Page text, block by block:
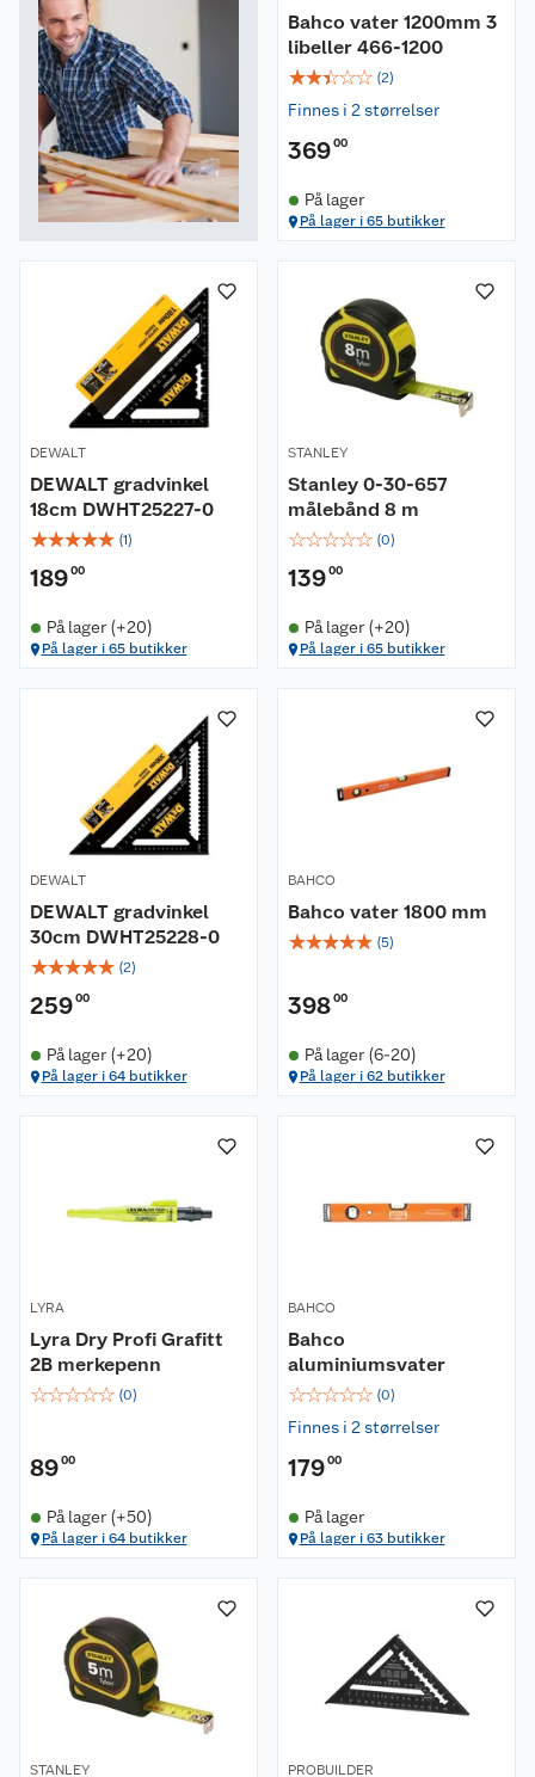
Bahco vater 1200mm 3
libeller 466-1200
☆☆☆☆☆ (2)
Finnes i 2 størrelser
36900
På lager
På lager i 65 butikker
DEWALT
DEWALT gradvinkel
18cm DWHT25227-0
☆☆☆☆☆ (1)
18900
På lager (+20)
På lager i 65 butikker
STANLEY
Stanley 0-30-657
målebånd 8 m
☆☆☆☆☆ (0)
13900
På lager (+20)
På lager i 65 butikker
DEWALT
DEWALT gradvinkel
30cm DWHT25228-0
☆☆☆☆☆ (2)
25900
På lager (+20)
På lager i 64 butikker
BAHCO
Bahco vater 1800 mm
☆☆☆☆☆ (5)
39800
På lager (6-20)
På lager i 62 butikker
LYRA
Lyra Dry Profi Grafitt
2B merkepenn
☆☆☆☆☆ (0)
8900
På lager (+50)
På lager i 64 butikker
BAHCO
Bahco
aluminiumsvater
☆☆☆☆☆ (0)
Finnes i 2 størrelser
17900
På lager
På lager i 63 butikker
STANLEY PROBUILDER